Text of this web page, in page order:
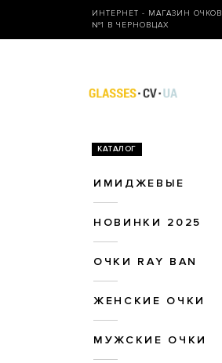
ИНТЕРНЕТ - МАГАЗИН ОЧКОВ
№1 В ЧЕРНОВЦАХ
КАТАЛОГ
ИМИДЖЕВЫЕ
НОВИНКИ 2025
ОЧКИ RAY BAN
ЖЕНСКИЕ ОЧКИ
МУЖСКИЕ ОЧКИ